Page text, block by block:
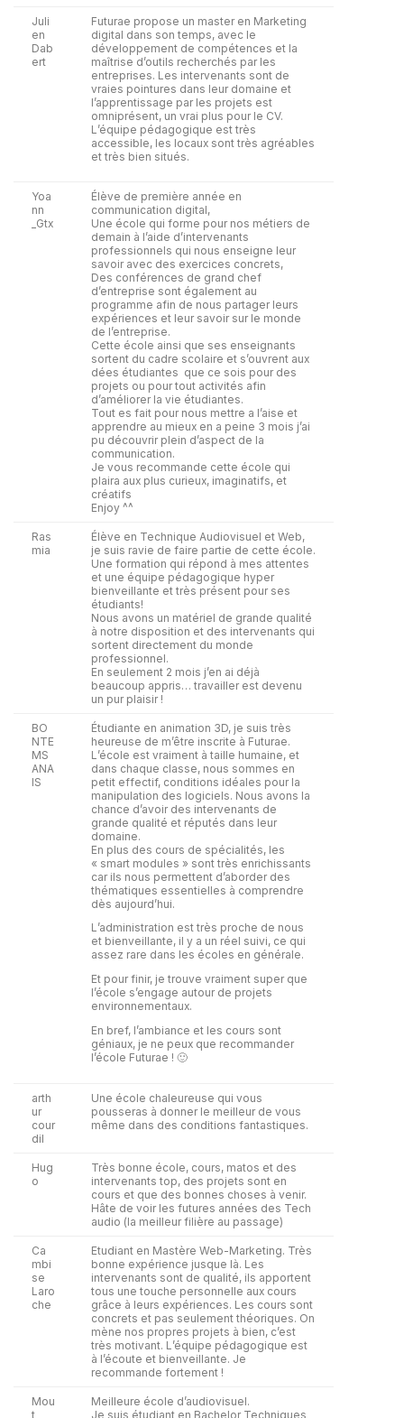
Juli
en
Dab
ert
Futurae propose un master en Marketing
digital dans son temps, avec le
développement de compétences et la
maîtrise d’outils recherchés par les
entreprises. Les intervenants sont de
vraies pointures dans leur domaine et
l’apprentissage par les projets est
omniprésent, un vrai plus pour le CV.
L’équipe pédagogique est très
accessible, les locaux sont très agréables
et très bien situés.
Yoa
nn
_Gtx
Élève de première année en
communication digital,
Une école qui forme pour nos métiers de
demain à l’aide d’intervenants
professionnels qui nous enseigne leur
savoir avec des exercices concrets,
Des conférences de grand chef
d’entreprise sont également au
programme afin de nous partager leurs
expériences et leur savoir sur le monde
de l’entreprise.
Cette école ainsi que ses enseignants
sortent du cadre scolaire et s’ouvrent aux
dées étudiantes que ce sois pour des
projets ou pour tout activités afin
d’améliorer la vie étudiantes.
Tout es fait pour nous mettre a l’aise et
apprendre au mieux en a peine 3 mois j’ai
pu découvrir plein d’aspect de la
communication.
Je vous recommande cette école qui
plaira aux plus curieux, imaginatifs, et
créatifs
Enjoy ^^
Ras
mia
Élève en Technique Audiovisuel et Web,
je suis ravie de faire partie de cette école.
Une formation qui répond à mes attentes
et une équipe pédagogique hyper
bienveillante et très présent pour ses
étudiants!
Nous avons un matériel de grande qualité
à notre disposition et des intervenants qui
sortent directement du monde
professionnel.
En seulement 2 mois j’en ai déjà
beaucoup appris… travailler est devenu
un pur plaisir !
BO
NTE
MS
ANA
IS
Étudiante en animation 3D, je suis très
heureuse de m’être inscrite à Futurae.
L’école est vraiment à taille humaine, et
dans chaque classe, nous sommes en
petit effectif, conditions idéales pour la
manipulation des logiciels. Nous avons la
chance d’avoir des intervenants de
grande qualité et réputés dans leur
domaine.
En plus des cours de spécialités, les
« smart modules » sont très enrichissants
car ils nous permettent d’aborder des
thématiques essentielles à comprendre
dès aujourd’hui.
L’administration est très proche de nous
et bienveillante, il y a un réel suivi, ce qui
assez rare dans les écoles en générale.
Et pour finir, je trouve vraiment super que
l’école s’engage autour de projets
environnementaux.
En bref, l’ambiance et les cours sont
géniaux, je ne peux que recommander
l’école Futurae ! 🙂
arth
ur
cour
dil
Une école chaleureuse qui vous
pousseras à donner le meilleur de vous
même dans des conditions fantastiques.
Hug
o
Très bonne école, cours, matos et des
intervenants top, des projets sont en
cours et que des bonnes choses à venir.
Hâte de voir les futures années des Tech
audio (la meilleur filière au passage)
Ca
mbi
se
Laro
che
Etudiant en Mastère Web-Marketing. Très
bonne expérience jusque là. Les
intervenants sont de qualité, ils apportent
tous une touche personnelle aux cours
grâce à leurs expériences. Les cours sont
concrets et pas seulement théoriques. On
mène nos propres projets à bien, c’est
très motivant. L’équipe pédagogique est
à l’écoute et bienveillante. Je
recommande fortement !
Mou
t
Meilleure école d’audiovisuel.
Je suis étudiant en Bachelor Techniques